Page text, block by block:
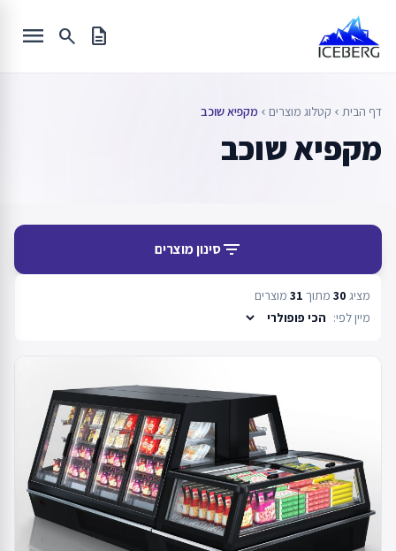
content
description
search
menu
דף הבית chevron_left קטלוג מוצרים chevron_left מקפיא שוכב
מקפיא שוכב
filter_listסינון מוצרים
מציג 30 מתוך 31 מוצרים
מיין לפי: